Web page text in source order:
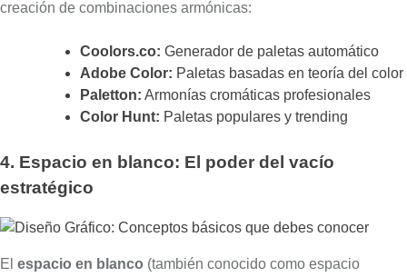
creación de combinaciones armónicas:
Coolors.co: Generador de paletas automático
Adobe Color: Paletas basadas en teoría del color
Paletton: Armonías cromáticas profesionales
Color Hunt: Paletas populares y trending
4. Espacio en blanco: El poder del vacío
estratégico
El espacio en blanco (también conocido como espacio